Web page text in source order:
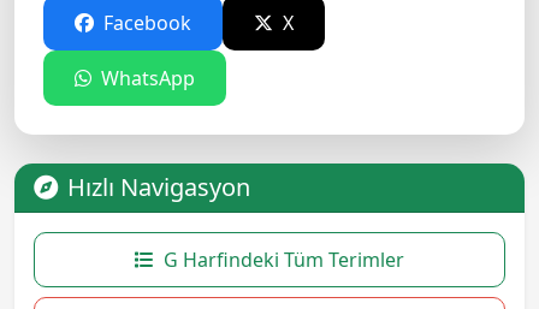
Facebook X
WhatsApp
Hızlı Navigasyon
G Harfindeki Tüm Terimler